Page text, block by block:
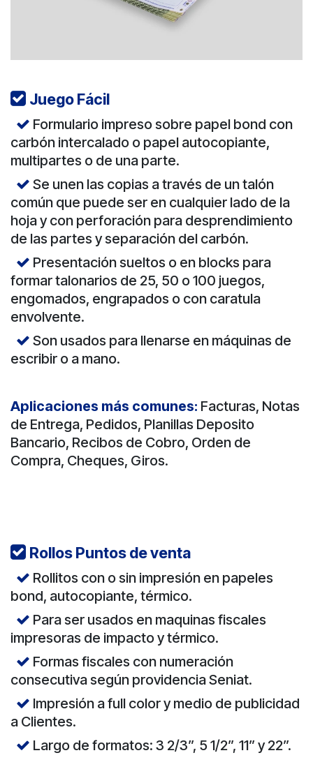
Juego Fácil
Formulario impreso sobre papel bond con
carbón intercalado o papel autocopiante,
multipartes o de una parte.
Se unen las copias a través de un talón
común que puede ser en cualquier lado de la
hoja y con perforación para desprendimiento
de las partes y separación del carbón.
Presentación sueltos o en blocks para
formar talonarios de 25, 50 o 100 juegos,
engomados, engrapados o con caratula
envolvente.
Son usados para llenarse en máquinas de
escribir o a mano.
Aplicaciones más comunes: Facturas, Notas
de Entrega, Pedidos, Planillas Deposito
Bancario, Recibos de Cobro, Orden de
Compra, Cheques, Giros.